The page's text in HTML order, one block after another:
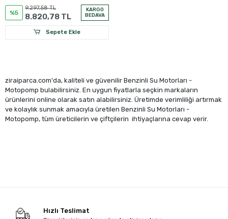
%5
9.297,58 TL
8.820,78 TL
KARGO
BEDAVA
Sepete Ekle
ziraiparca.com'da, kaliteli ve güvenilir Benzinli Su Motorları -
Motopomp bulabilirsiniz. En uygun fiyatlarla seçkin markaların
ürünlerini online olarak satın alabilirsiniz. Üretimde verimliliği artırmak
ve kolaylık sunmak amacıyla üretilen Benzinli Su Motorları -
Motopomp, tüm üreticilerin ve çiftçilerin ihtiyaçlarına cevap verir.
Hızlı Teslimat